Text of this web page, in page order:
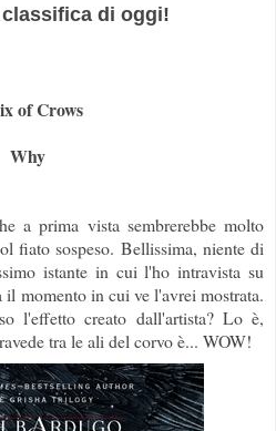
di oggi!
of Crows
Why
a prima vista sembrerebbe molto
fiato sospeso. Bellissima, niente di
istante in cui l'ho intravista su
il momento in cui ve l'avrei mostrata.
l'effetto creato dall'artista? Lo è,
tra le ali del corvo è... WOW!